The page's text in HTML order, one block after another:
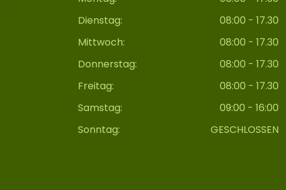
Dienstag:
08:00 - 17.30
Mittwoch:
08:00 - 17.30
Donnerstag:
08:00 - 17.30
Freitag:
08:00 - 17.30
Samstag:
09:00 - 16:00
Sonntag:
GESCHLOSSEN